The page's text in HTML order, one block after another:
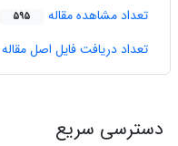
تعداد مشاهده مقاله 595
تعداد دریافت فایل اصل مقاله
دسترسی سریع